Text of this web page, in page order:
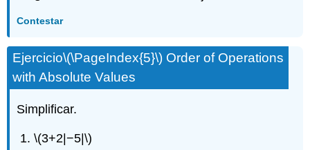
Contestar
Ejercicio\(\PageIndex{5}\) Order of Operations
with Absolute Values
Simplificar.
\(3+2|−5|\)